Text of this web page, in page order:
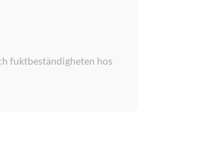
fuktbeständigheten hos